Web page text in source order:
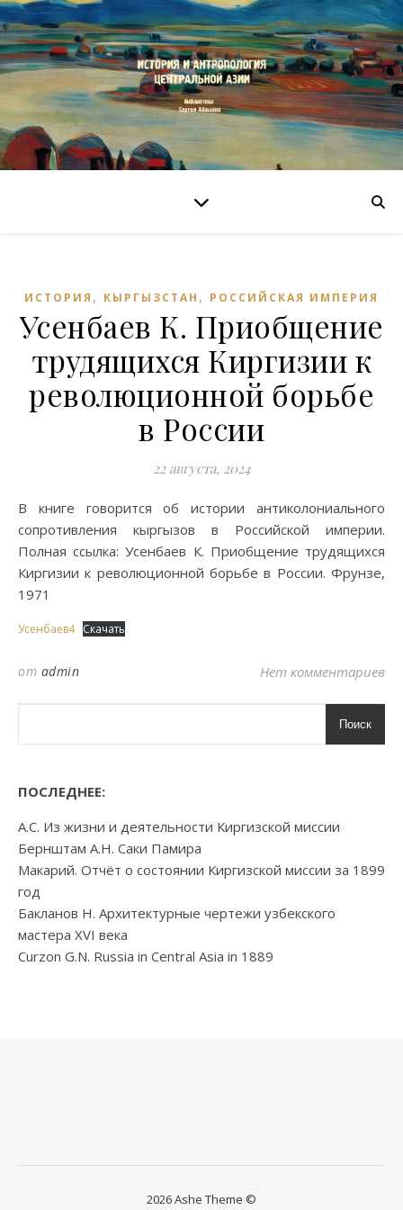
ИСТОРИЯ , КЫРГЫЗСТАН , РОССИЙСКАЯ ИМПЕРИЯ
Усенбаев К. Приобщение
трудящихся Киргизии к
революционной борьбе
в России
22 августа, 2024
В книге говорится об истории антиколониального
сопротивления кыргызов в Российской империи.
Полная ссылка: Усенбаев К. Приобщение трудящихся
Киргизии к революционной борьбе в России. Фрунзе,
1971
Усенбаев4 Скачать
от admin Нет комментариев
Поиск
ПОСЛЕДНЕЕ:
А.С. Из жизни и деятельности Киргизской миссии
Бернштам А.Н. Саки Памира
Макарий. Отчёт о состоянии Киргизской миссии за 1899
год
Бакланов Н. Архитектурные чертежи узбекского
мастера XVI века
Curzon G.N. Russia in Central Asia in 1889
2026 Ashe Theme ©